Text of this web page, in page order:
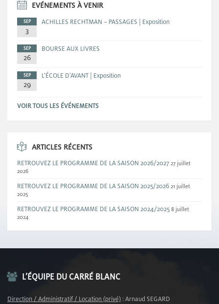
EVÉNEMENTS À VENIR
SEP
3
ACHILLES RECHTMAN – PASSAGES | Exposition
SEP
26
BOURSE AUX LIVRES
SEP
29
L’ÉCOLE D’AVANT | Exposition
VOIR TOUS LES ÉVÉNEMENTS
ARTICLES RÉCENTS
RETROUVEZ LE PROGRAMME DE LA SAISON 2026/2027 27 juillet
2026
RETROUVEZ LE PROGRAMME DE LA SAISON 2025/2026 21 juillet
2025
RETROUVEZ LE PROGRAMME DE LA SAISON 2024/2025 8 juillet
2024
L’ÉQUIPE DU CARRÉ BLANC
Direction / Administratif / Location (privé) : Arnaud SEGARD